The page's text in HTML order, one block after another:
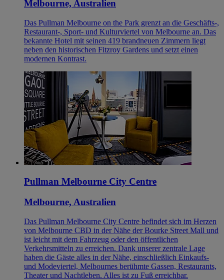
Melbourne, Australien
Das Pullman Melbourne on the Park grenzt an die Geschäfts-,
Restaurant-, Sport- und Kulturviertel von Melbourne an. Das
bekannte Hotel mit seinen 419 brandneuen Zimmern liegt
neben den historischen Fitzroy Gardens und setzt einen
modernen Kontrast.
Pullman Melbourne City Centre
Melbourne, Australien
Das Pullman Melbourne City Centre befindet sich im Herzen
von Melbourne CBD in der Nähe der Bourke Street Mall und
ist leicht mit dem Fahrzeug oder den öffentlichen
Verkehrsmitteln zu erreichen. Dank unserer zentrale Lage
haben die Gäste alles in der Nähe, einschließlich Einkaufs-
und Modeviertel, Melbournes berühmte Gassen, Restaurants,
Theater und Nachtleben. Alles ist zu Fuß erreichbar.